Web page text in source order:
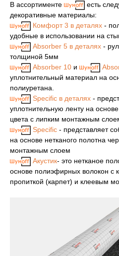
В ассортименте
есть
декоративные материалы:
Комфорт 3 в деталях -
удобные в использовании на
Absorber 5 в деталях -
толщиной 5мм
Absorber 10 и
уплотнительный материал на
полиуретана.
Specific в деталях -
уплотнительную ленту на
цвета с липким монтажным
Specific - представляет
на основе нетканого полотна
монтажным слоем
Акустик- это нетканое
основе полиэфирных волокон с
пропиткой (карпет) и клеевым